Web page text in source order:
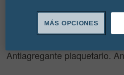
Cápsulas - Vía oral
Antiagregante plaquetario.
MÁS OPCIONES